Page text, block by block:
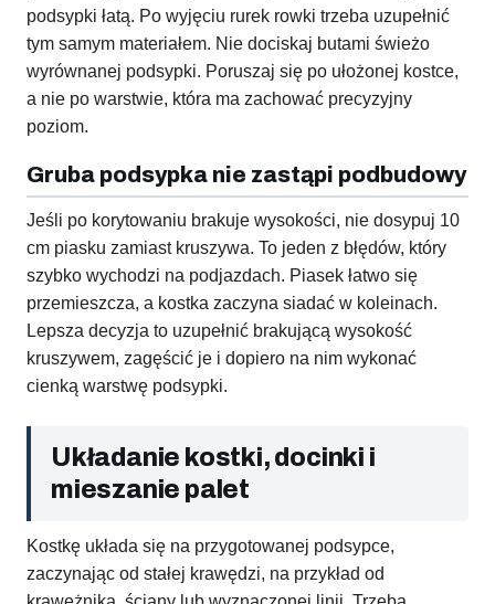
podsypki łatą. Po wyjęciu rurek rowki trzeba uzupełnić
tym samym materiałem. Nie dociskaj butami świeżo
wyrównanej podsypki. Poruszaj się po ułożonej kostce,
a nie po warstwie, która ma zachować precyzyjny
poziom.
Gruba podsypka nie zastąpi podbudowy
Jeśli po korytowaniu brakuje wysokości, nie dosypuj 10
cm piasku zamiast kruszywa. To jeden z błędów, który
szybko wychodzi na podjazdach. Piasek łatwo się
przemieszcza, a kostka zaczyna siadać w koleinach.
Lepsza decyzja to uzupełnić brakującą wysokość
kruszywem, zagęścić je i dopiero na nim wykonać
cienką warstwę podsypki.
Układanie kostki, docinki i
mieszanie palet
Kostkę układa się na przygotowanej podsypce,
zaczynając od stałej krawędzi, na przykład od